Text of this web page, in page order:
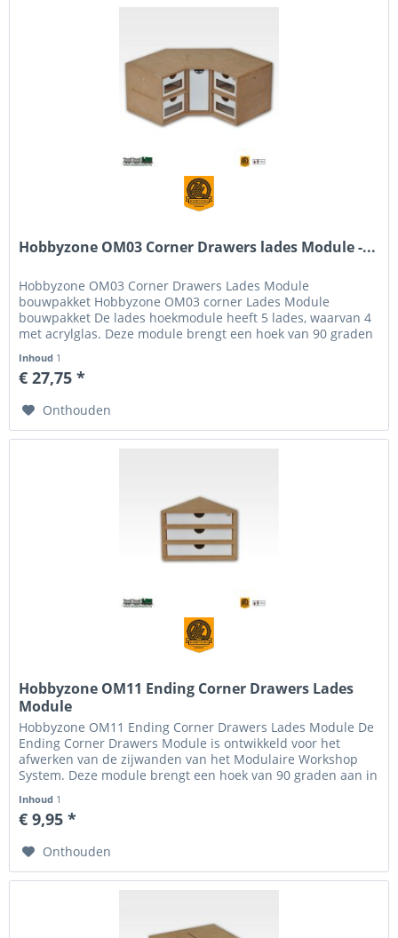
Hobbyzone OM03 Corner Drawers lades Module -...
Hobbyzone OM03 Corner Drawers Lades Module
bouwpakket Hobbyzone OM03 corner Lades Module
bouwpakket De lades hoekmodule heeft 5 lades, waarvan 4
met acrylglas. Deze module brengt een hoek van 90 graden
Inhoud 1
€ 27,75 *
Onthouden
Hobbyzone OM11 Ending Corner Drawers Lades
Module
Hobbyzone OM11 Ending Corner Drawers Lades Module De
Ending Corner Drawers Module is ontwikkeld voor het
afwerken van de zijwanden van het Modulaire Workshop
System. Deze module brengt een hoek van 90 graden aan in
Inhoud 1
€ 9,95 *
Onthouden